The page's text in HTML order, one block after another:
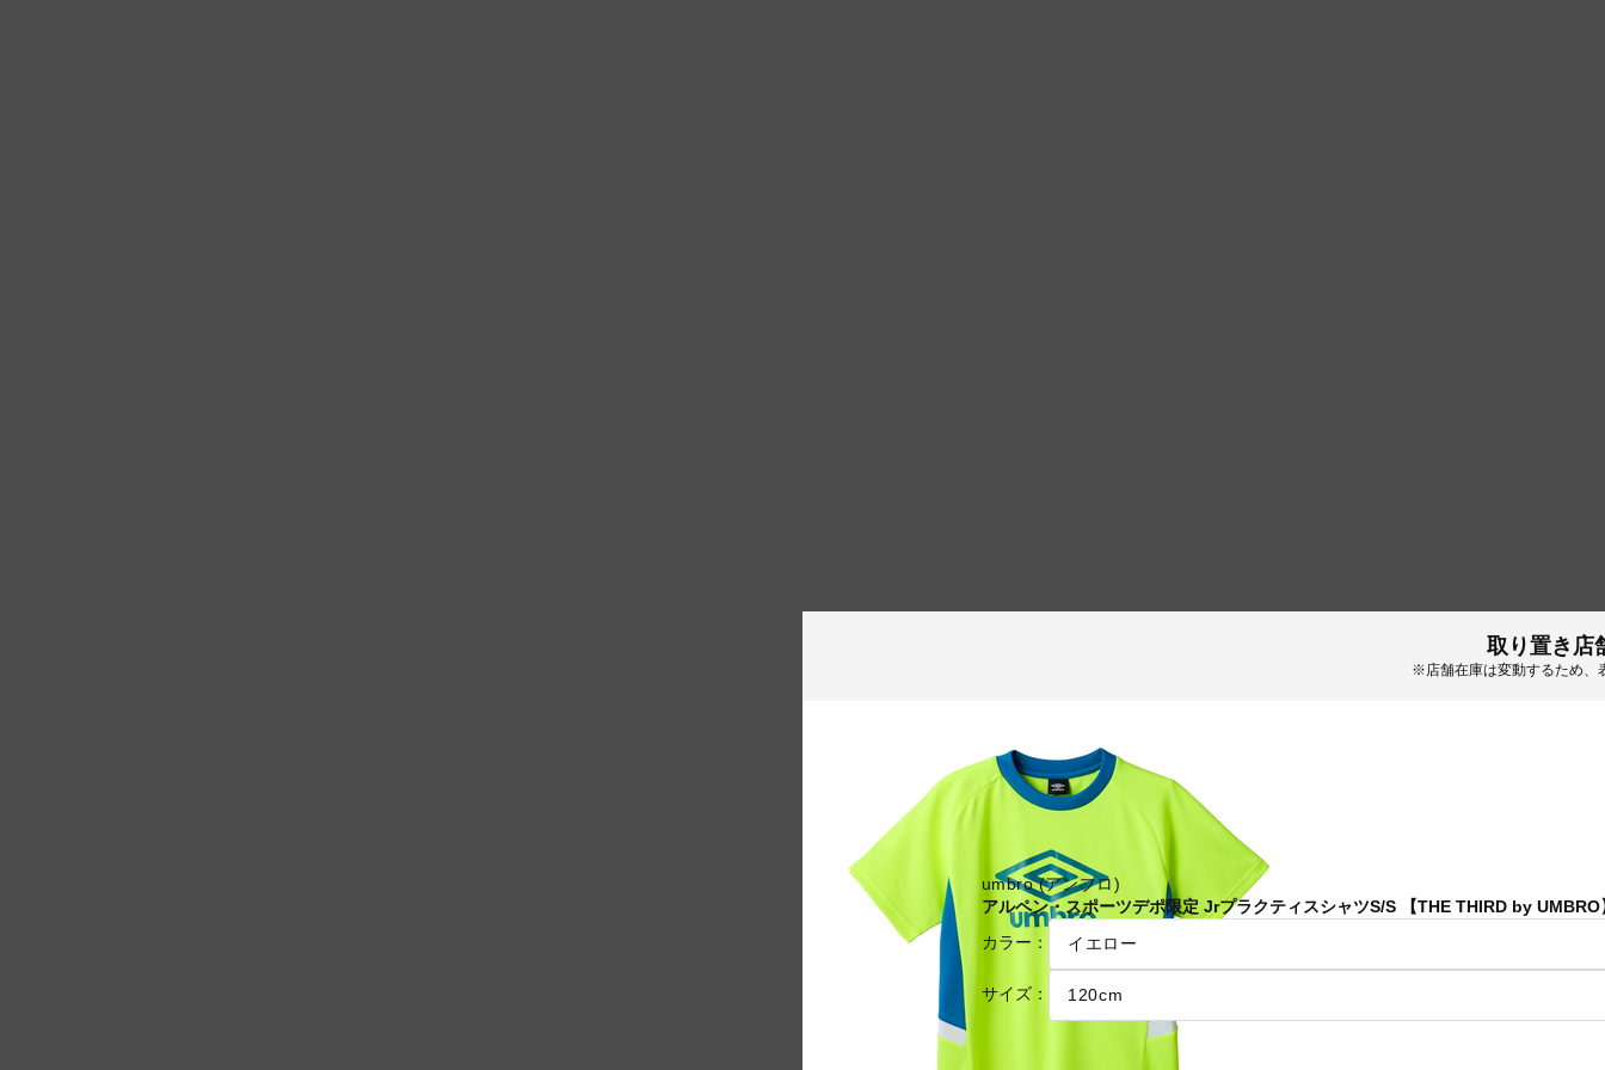
取り置き店
※店舗在庫は変動するため、
umbro (アンブロ)
アルペン・スポーツデポ限定 JrプラクティスシャツS/S 【THE THIRD by UMBRO
カラー：
サイズ：